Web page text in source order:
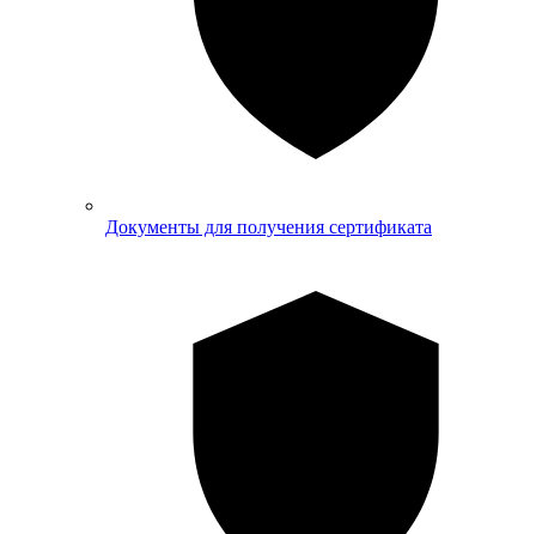
Документы для получения сертификата